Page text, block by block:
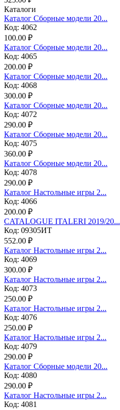
Каталоги
Каталог Сборные модели 20...
Код: 4062
100.00 ₽
Каталог Сборные модели 20...
Код: 4065
200.00 ₽
Каталог Сборные модели 20...
Код: 4068
300.00 ₽
Каталог Сборные модели 20...
Код: 4072
290.00 ₽
Каталог Сборные модели 20...
Код: 4075
360.00 ₽
Каталог Сборные модели 20...
Код: 4078
290.00 ₽
Каталог Настольные игры 2...
Код: 4066
200.00 ₽
CATALOGUE ITALERI 2019/20...
Код: 09305ИТ
552.00 ₽
Каталог Настольные игры 2...
Код: 4069
300.00 ₽
Каталог Настольные игры 2...
Код: 4073
250.00 ₽
Каталог Настольные игры 2...
Код: 4076
250.00 ₽
Каталог Настольные игры 2...
Код: 4079
290.00 ₽
Каталог Сборные модели 20...
Код: 4080
290.00 ₽
Каталог Настольные игры 2...
Код: 4081